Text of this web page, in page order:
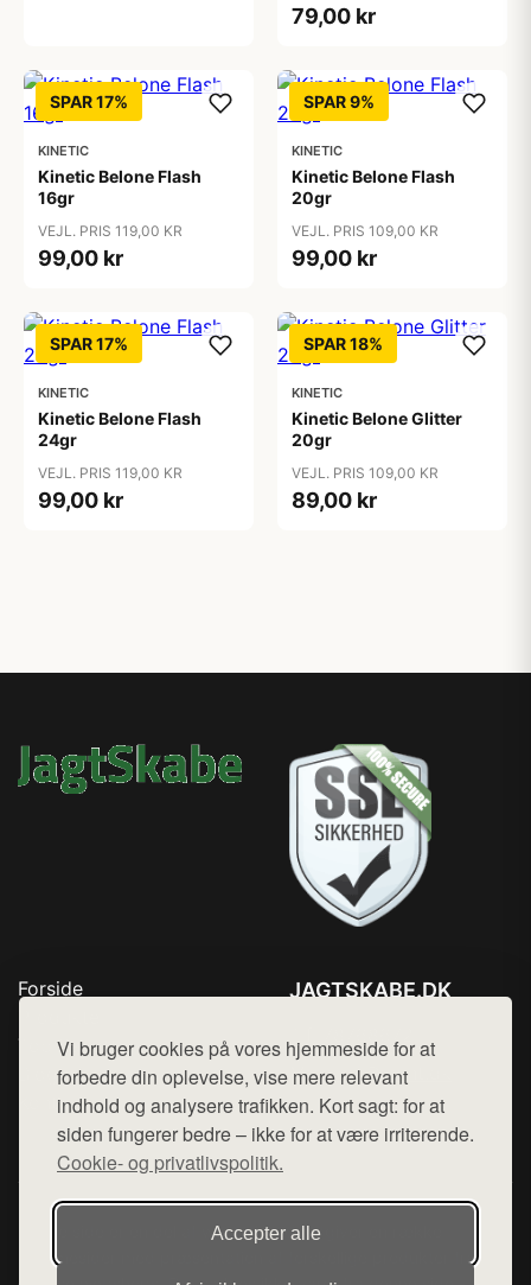
Vi bruger cookies på vores hjemmeside for at
forbedre din oplevelse, vise mere relevant
indhold og analysere trafikken. Kort sagt: for at
siden fungerer bedre – ikke for at være irriterende.
Cookie- og privatlivspolitik.
Accepter alle
79,00 kr
SPAR 17%
KINETIC
Kinetic Belone Flash
16gr
VEJL. PRIS 119,00 KR
99,00 kr
SPAR 9%
KINETIC
Kinetic Belone Flash
20gr
VEJL. PRIS 109,00 KR
99,00 kr
SPAR 17%
KINETIC
Kinetic Belone Flash
24gr
VEJL. PRIS 119,00 KR
99,00 kr
SPAR 18%
KINETIC
Kinetic Belone Glitter
20gr
VEJL. PRIS 109,00 KR
89,00 kr
Forside
Top Rabatter
Blog
Kontakt
JAGTSKABE.DK
Mail: hej@want.dk
Cookie- og privatlivspolitik
Denne side er en del af want.dk, der udgiver en række
hjemmesider med præsentation af forskellige produkter fra